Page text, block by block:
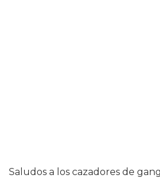
Saludos a los cazadores de